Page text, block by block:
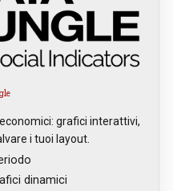
grafici interattivi,
i tuoi layout.
dinamici